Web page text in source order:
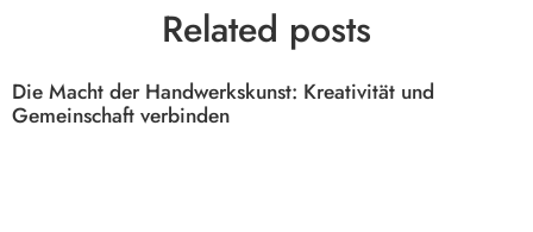
Related posts
Die Macht der Handwerkskunst: Kreativität und
Gemeinschaft verbinden